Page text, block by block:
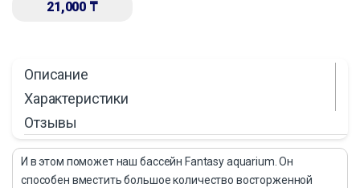
21,000 ₸
Описание
Характеристики
Отзывы
И в этом поможет наш бассейн Fantasy aquarium. Он
способен вместить большое количество восторженной